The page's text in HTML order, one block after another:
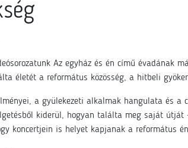
Az egyház és én című évadának
életét a református közösség, a hitbeli
a gyülekezeti alkalmak hangulata és
kiderül, hogyan találta meg saját
koncertjein is helyet kapjanak a református